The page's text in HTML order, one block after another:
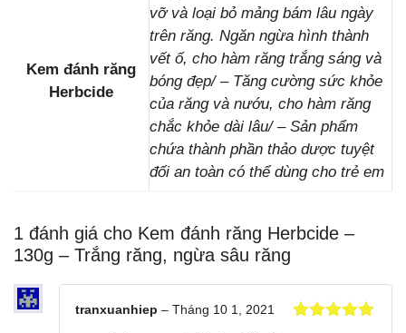
Kem đánh răng
Herbcide
vỡ và loại bỏ mảng bám lâu ngày
trên răng. Ngăn ngừa hình thành
vết ố, cho hàm răng trắng sáng và
bóng đẹp/ – Tăng cường sức khỏe
của răng và nướu, cho hàm răng
chắc khỏe dài lâu/ – Sản phẩm
chứa thành phần thảo dược tuyệt
đối an toàn có thể dùng cho trẻ em
1 đánh giá cho Kem đánh răng Herbcide –
130g – Trắng răng, ngừa sâu răng
tranxuanhiep – Tháng 10 1, 2021